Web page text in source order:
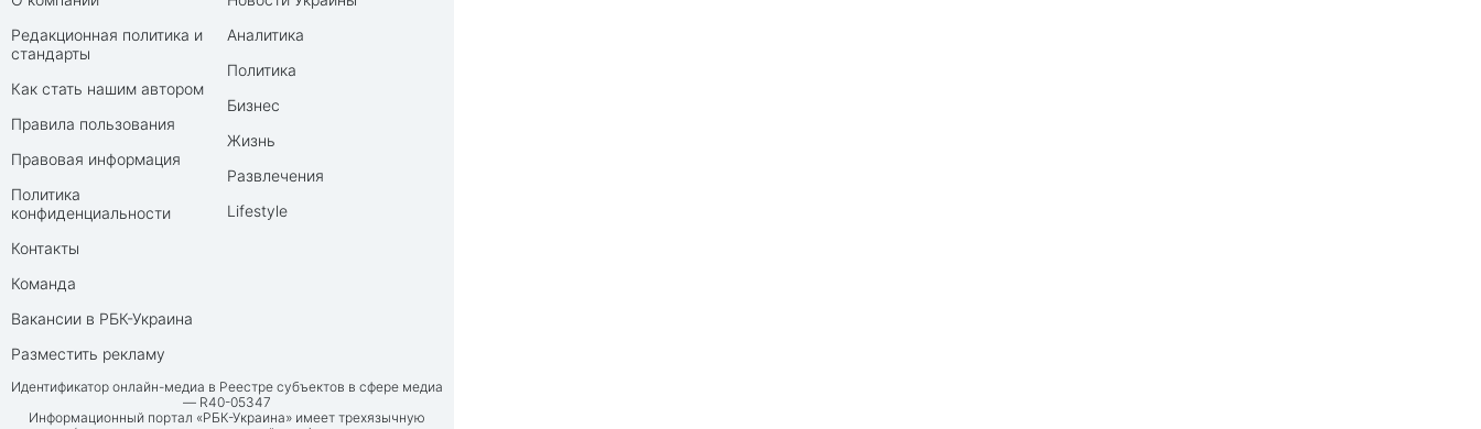
Редакционная политика и
стандарты
Как стать нашим автором
Правила пользования
Правовая информация
Политика
конфиденциальности
Контакты
Команда
Вакансии в РБК-Украина
Разместить рекламу
Аналитика
Политика
Бизнес
Жизнь
Развлечения
Lifestyle
Идентификатор онлайн-медиа в Реестре субъектов в сфере медиа
— R40-05347
Информационный портал «РБК-Украина» имеет трехязычную